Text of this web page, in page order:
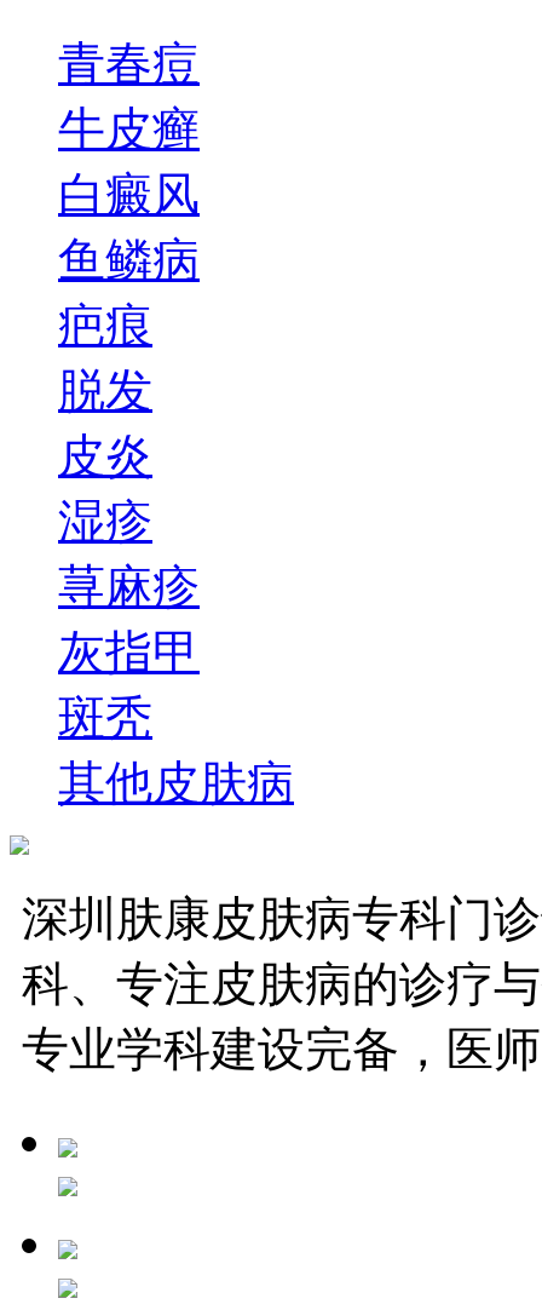
青春痘
牛皮癣
白癜风
鱼鳞病
疤痕
脱发
皮炎
湿疹
荨麻疹
灰指甲
斑秃
其他皮肤病
深圳肤康皮肤病专科门
科、专注皮肤病的诊疗
专业学科建设完备，医